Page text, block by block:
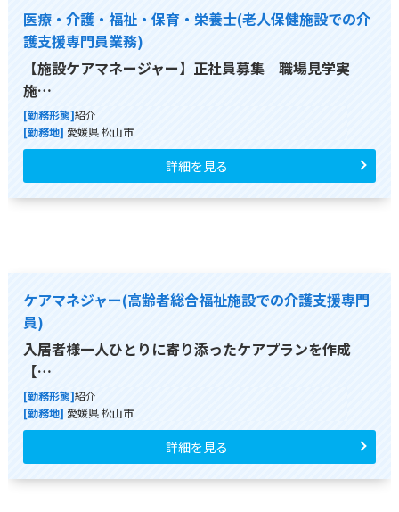
医療・介護・福祉・保育・栄養士(老人保健施設での介
護支援専門員業務)
【施設ケアマネージャー】正社員募集 職場見学実
施…
[勤務形態]紹介
[勤務地] 愛媛県 松山市
詳細を見る
ケアマネジャー(高齢者総合福祉施設での介護支援専門
員)
入居者様一人ひとりに寄り添ったケアプランを作成
【…
[勤務形態]紹介
[勤務地] 愛媛県 松山市
詳細を見る